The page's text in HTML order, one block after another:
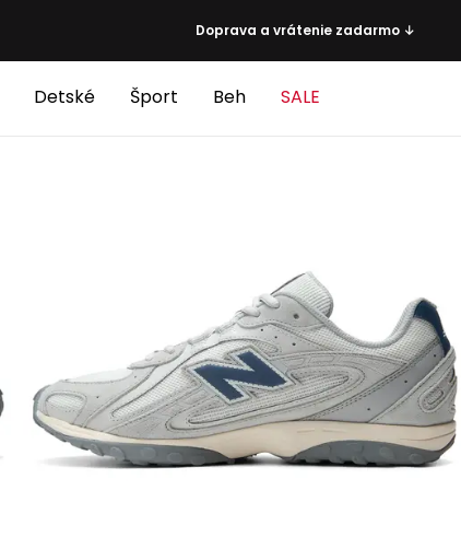
Doprava a vrátenie zadarmo ↓
Detské Šport Beh SALE